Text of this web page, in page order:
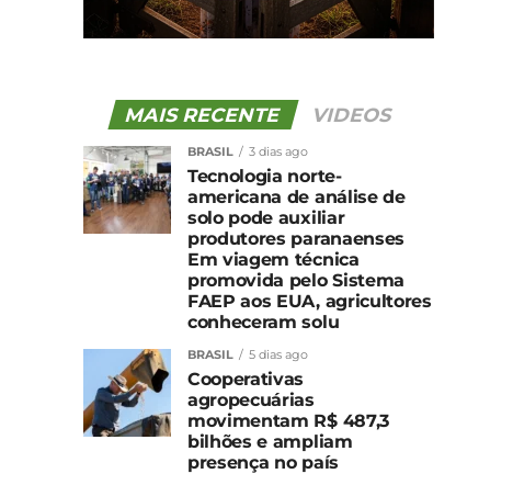
MAIS RECENTE VIDEOS
BRASIL 3 dias ago
Tecnologia norte-
americana de análise de
solo pode auxiliar
produtores paranaenses
Em viagem técnica
promovida pelo Sistema
FAEP aos EUA, agricultores
conheceram solu
BRASIL 5 dias ago
Cooperativas
agropecuárias
movimentam R$ 487,3
bilhões e ampliam
presença no país